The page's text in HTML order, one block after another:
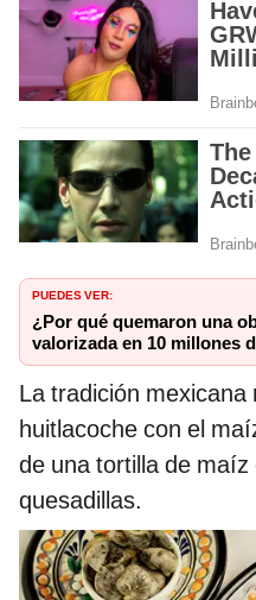
PUEDES VER:
¿Por qué quemaron una
valorizada en 10 millones
La tradición
huitlacoche con el
de una tortilla de
quesadillas.